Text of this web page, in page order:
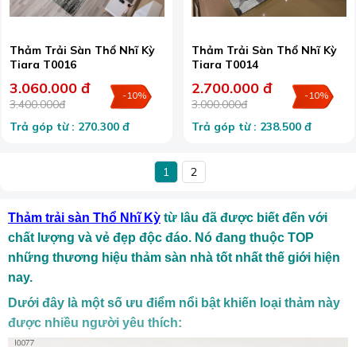
Thảm Trải Sàn Thổ Nhĩ Kỳ
Tiara T0016
3.060.000 đ
3.400.000đ
-10%
Trả góp từ : 270.300 đ
Thảm Trải Sàn Thổ Nhĩ Kỳ
Tiara T0014
2.700.000 đ
3.000.000đ
-10%
Trả góp từ : 238.500 đ
1 2
Thảm trải sàn Thổ Nhĩ Kỳ từ lâu đã được biết đến với
chất lượng và vẻ đẹp độc đáo. Nó đang thuộc TOP
những thương hiệu thảm sàn nhà tốt nhất thế giới hiện
nay.
Dưới đây là một số ưu điểm nổi bật khiến loại thảm này
được nhiều người yêu thích: